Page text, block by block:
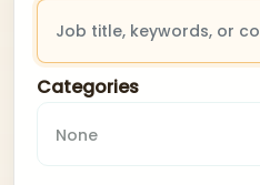
Categories
None